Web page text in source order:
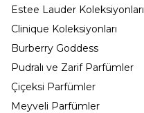
Estee Lauder Koleksiyonları
Clinique Koleksiyonları
Burberry Goddess
Pudralı ve Zarif Parfümler
Çiçeksi Parfümler
Meyveli Parfümler